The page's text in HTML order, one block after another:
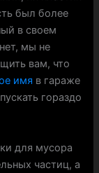
был более
в своем
мы не
вам, что
имя в гараже
гораздо
для мусора
частиц, а